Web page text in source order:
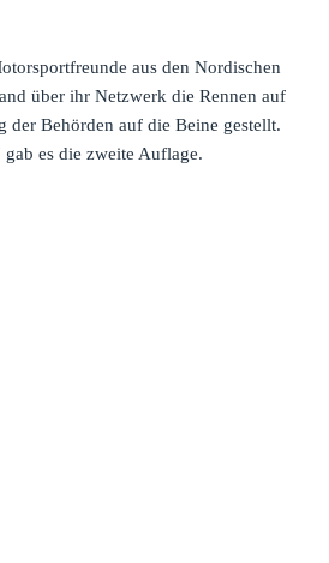
aus den Nordischen
über ihr Netzwerk die Rennen auf
der Behörden auf die Beine gestellt.
es die zweite Auflage.